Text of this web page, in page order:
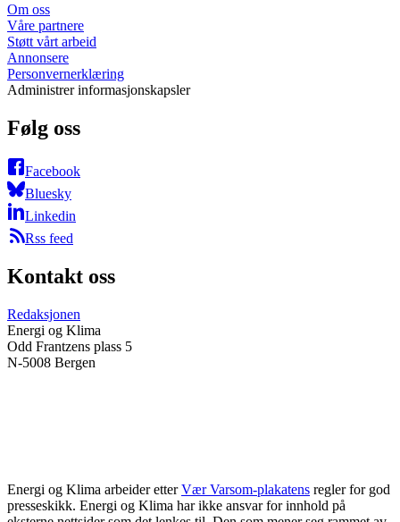
Om oss
Våre partnere
Støtt vårt arbeid
Annonsere
Personvernerklæring
Administrer informasjonskapsler
Følg oss
Facebook
Bluesky
Linkedin
Rss feed
Kontakt oss
Redaksjonen
Energi og Klima
Odd Frantzens plass 5
N-5008 Bergen
Energi og Klima arbeider etter Vær Varsom-plakatens regler for god
presseskikk. Energi og Klima har ikke ansvar for innhold på